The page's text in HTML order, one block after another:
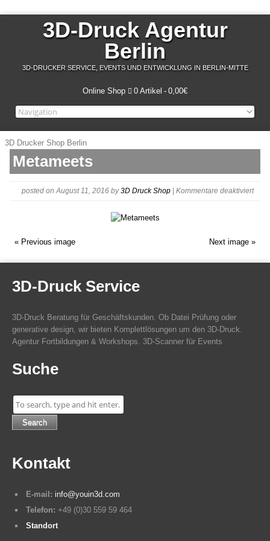
3D-Druck Agentur
Berlin
3D-DRUCKER SERVICE, EVENTS UND ENTWICKLUNG IN BERLIN-MITTE
Online Shop 0 Artikel 0,00€
3D Drucker Shop Berlin
Metameets
posted on August 11, 2016 by3D Druck Shop Kommentare deaktiviertfür
Next image »
« Previous image
3D-Druck Service
3D-Druck Beratung für Geschäftskunden. Ob Datei Prüfung oder
generative design, wir bieten Komplettlösungen um den 3D-Druck.
Agentur Fortbildungen & Workshops. 3D-Scanner für Events
Suche
Search
Kontakt
E-mail: info@youin3d.com
Telefon: +49 (0)30 559 59 464
Standort